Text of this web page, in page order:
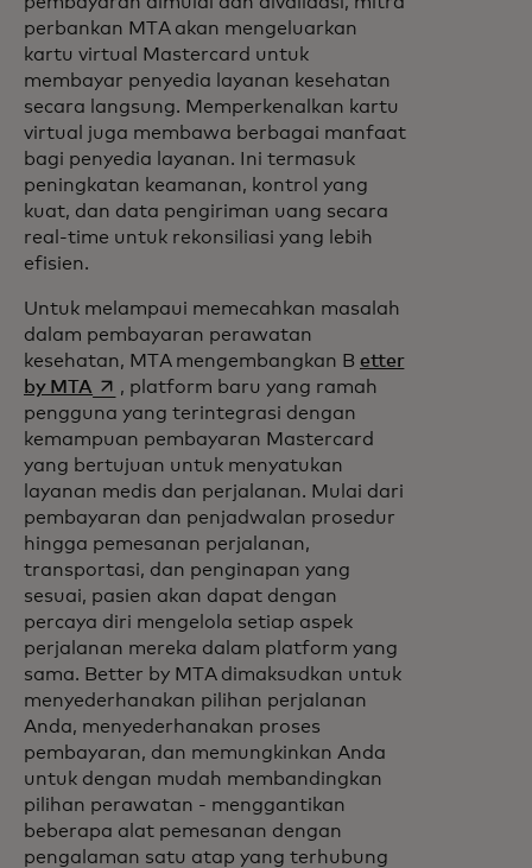
perbankan MTA akan mengeluarkan
kartu virtual Mastercard untuk
membayar penyedia layanan kesehatan
secara langsung. Memperkenalkan kartu
virtual juga membawa berbagai manfaat
bagi penyedia layanan. Ini termasuk
peningkatan keamanan, kontrol yang
kuat, dan data pengiriman uang secara
real-time untuk rekonsiliasi yang lebih
efisien.
Untuk melampaui memecahkan masalah
dalam pembayaran perawatan
kesehatan, MTA mengembangkan B etter
by MTA opens in a new tab
, platform baru yang ramah
pengguna yang terintegrasi dengan
kemampuan pembayaran Mastercard
yang bertujuan untuk menyatukan
layanan medis dan perjalanan. Mulai dari
pembayaran dan penjadwalan prosedur
hingga pemesanan perjalanan,
transportasi, dan penginapan yang
sesuai, pasien akan dapat dengan
percaya diri mengelola setiap aspek
perjalanan mereka dalam platform yang
sama. Better by MTA dimaksudkan untuk
menyederhanakan pilihan perjalanan
Anda, menyederhanakan proses
pembayaran, dan memungkinkan Anda
untuk dengan mudah membandingkan
pilihan perawatan - menggantikan
beberapa alat pemesanan dengan
pengalaman satu atap yang terhubung